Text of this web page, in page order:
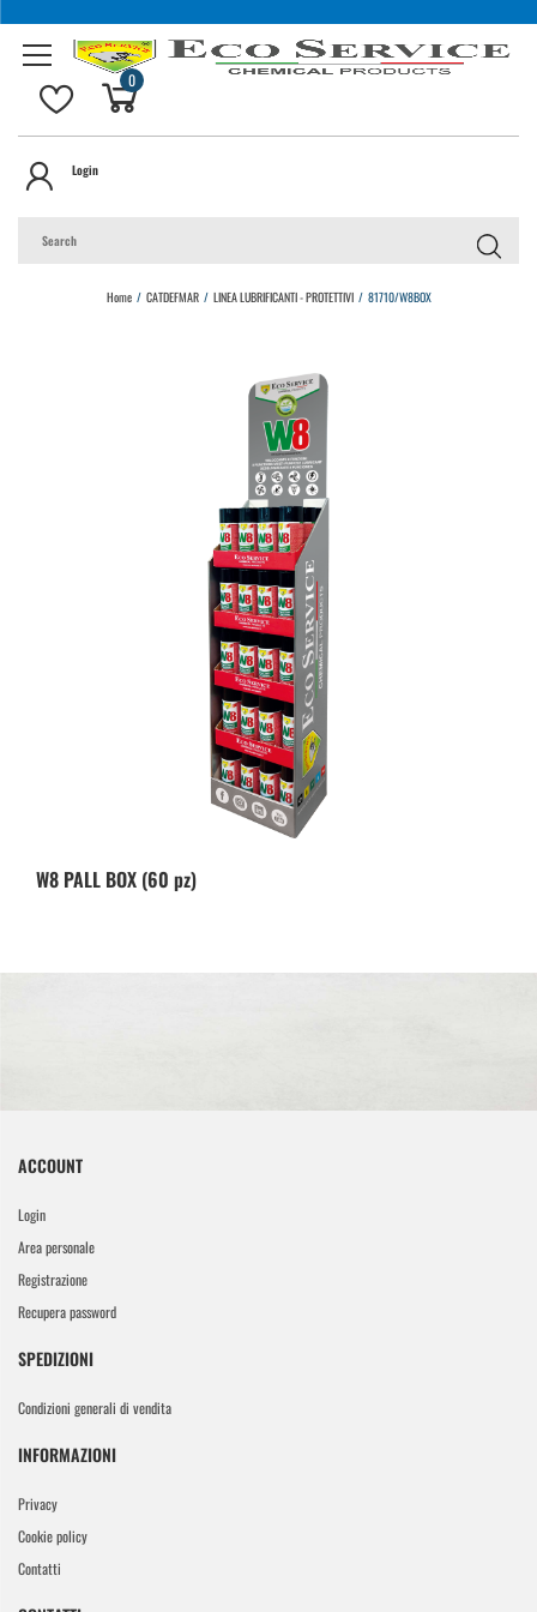
Login
0
Home/ CATDEFMAR/ LINEA LUBRIFICANTI - PROTETTIVI/ 81710/W8BOX
W8 PALL BOX (60 pz)
ACCOUNT
Login
Area personale
Registrazione
Recupera password
SPEDIZIONI
Condizioni generali di vendita
INFORMAZIONI
Privacy
Cookie policy
Contatti